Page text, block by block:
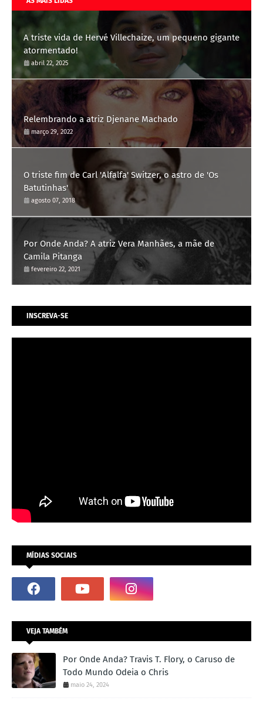
A triste vida de Hervé Villechaize, um pequeno gigante
atormentado!
abril 22, 2025
Relembrando a atriz Djenane Machado
março 29, 2022
O triste fim de Carl 'Alfalfa' Switzer, o astro de 'Os
Batutinhas'
agosto 07, 2018
Por Onde Anda? A atriz Vera Manhães, a mãe de
Camila Pitanga
fevereiro 22, 2021
INSCREVA-SE
MÍDIAS SOCIAIS
VEJA TAMBÉM
Por Onde Anda? Travis T. Flory, o Caruso de
Todo Mundo Odeia o Chris
maio 24, 2024